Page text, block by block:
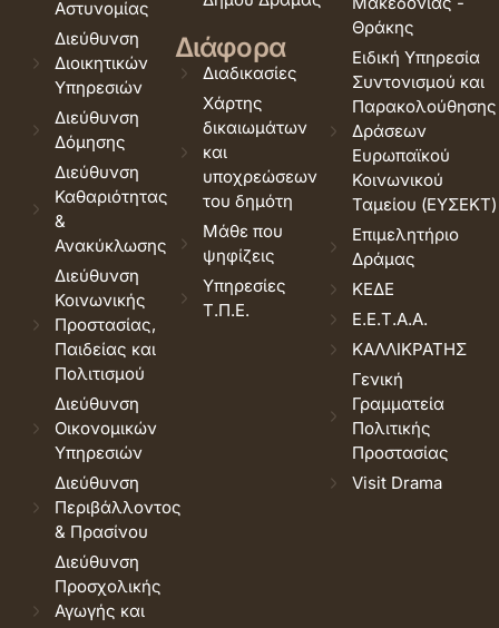
Αστυνομίας
Διεύθυνση
Διοικητικών
Υπηρεσιών
Διεύθυνση
Δόμησης
Διεύθυνση
Καθαριότητας
&
Ανακύκλωσης
Διεύθυνση
Κοινωνικής
Προστασίας,
Παιδείας και
Πολιτισμού
Διεύθυνση
Οικονομικών
Υπηρεσιών
Διεύθυνση
Περιβάλλοντος
& Πρασίνου
Διεύθυνση
Προσχολικής
Αγωγής και
Διάφορα
Διαδικασίες
Χάρτης
δικαιωμάτων
και
υποχρεώσεων
του δημότη
Μάθε που
ψηφίζεις
Υπηρεσίες
Τ.Π.Ε.
Θράκης
Ειδική Υπηρεσία
Συντονισμού και
Παρακολούθησης
Δράσεων
Ευρωπαϊκού
Κοινωνικού
Ταμείου (ΕΥΣΕΚΤ)
Επιμελητήριο
Δράμας
ΚΕΔΕ
Ε.Ε.Τ.Α.Α.
ΚΑΛΛΙΚΡΑΤΗΣ
Γενική
Γραμματεία
Πολιτικής
Προστασίας
Visit Drama